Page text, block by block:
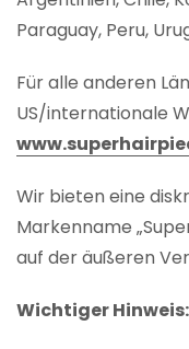
Paraguay, Peru,
Für alle anderen
US/internationale
Wir bieten eine
Markenname
auf der äußeren
Wichtiger Hinweis: